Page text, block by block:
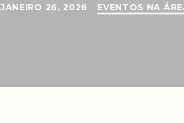
JANEIRO 26, 2026 EVENTOS NA